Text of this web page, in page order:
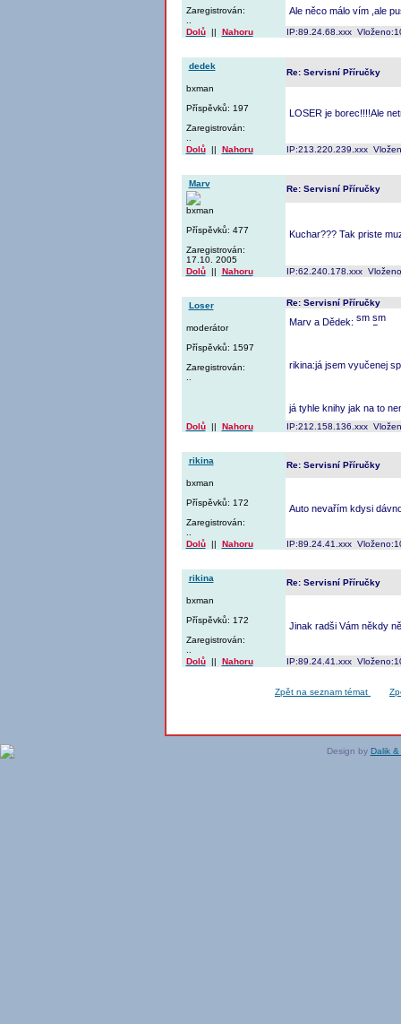
Zaregistrován:
Ale něco málo vím ,ale
Dolů|| Nahoru IP:89.24.68.xxx
dedek
bxman
Příspěvků: 197
Zaregistrován:
Re: Servisní Příručky
LOSER je borec!!!!Ale
Dolů|| Nahoru IP:213.220.239.xxx
Marv
bxman
Příspěvků: 477
Zaregistrován:
17.10. 2005
Re: Servisní Příručky
Kuchar??? Tak priste
Dolů|| Nahoru IP:62.240.178.xxx
Loser
moderátor
Příspěvků: 1597
Zaregistrován:
Re: Servisní Příručky
Marv a Dědek:
rikina:já jsem vyučenej
já tyhle knihy jak na to
Dolů|| Nahoru IP:212.158.136.xxx
rikina
bxman
Příspěvků: 172
Zaregistrován:
Re: Servisní Příručky
Auto nevařím kdysi
Dolů|| Nahoru IP:89.24.41.xxx
rikina
bxman
Příspěvků: 172
Zaregistrován:
Re: Servisní Příručky
Jinak radši Vám někdy
Dolů|| Nahoru IP:89.24.41.xxx
Zpět na seznam témat
Design by Dalik &